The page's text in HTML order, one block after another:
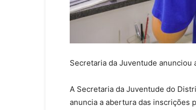
Secretaria da Juventude anunciou
A Secretaria da Juventude do
anuncia a abertura das inscrições